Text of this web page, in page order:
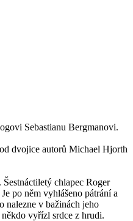
Sebastianu Bergmanovi.
dvojice autorů Michael Hjorth
chlapec Roger
po něm vyhlášeno pátrání a
nalezne v bažinách jeho
vyřízl srdce z hrudi.